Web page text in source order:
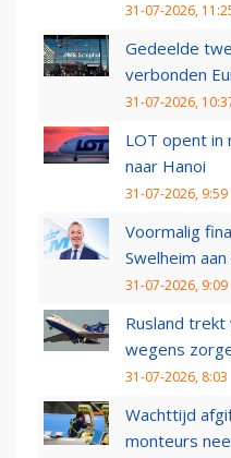
31-07-2026,
Gedeelde
verbonden
31-07-2026,
LOT opent in
naar Hanoi
31-07-2026, 9:59
Voormalig
Swelheim
31-07-2026, 9:09
Rusland trekt
wegens
31-07-2026, 8:03
Wachttijd
monteurs